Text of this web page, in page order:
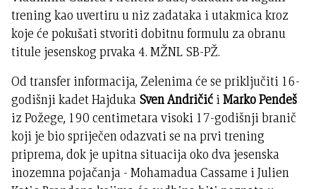
trening kao uvertiru u niz zadataka i utakmica kroz
koje će pokušati stvoriti dobitnu formulu za obranu
titule jesenskog prvaka 4. MŽNL SB-PŽ.
Od transfer informacija, Zelenima će se priključiti 16-
godišnji kadet Hajduka Sven Andričić iMarko Pendeš
iz Požege, 190 centimetara visoki 17-godišnji branič
koji je bio spriječen odazvati se na prvi trening
priprema, dok je upitna situacija oko dva jesenska
inozemna pojačanja - Mohamadua Cassame i Julien